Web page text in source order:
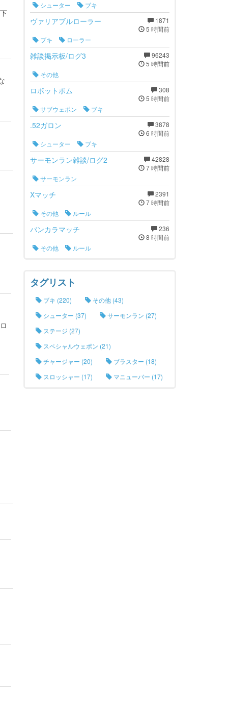
シューター
ブキ
1871
5 時間前
ヴァリアブルローラー
ブキ
ローラー
96243
5 時間前
雑談掲示板/ログ3
その他
308
5 時間前
ロボットボム
サブウェポン
ブキ
3878
6 時間前
.52ガロン
シューター
ブキ
42828
7 時間前
サーモンラン雑談/ログ2
サーモンラン
2391
7 時間前
Xマッチ
その他
ルール
236
8 時間前
バンカラマッチ
その他 ルール
タグリスト
ブキ (220)
その他 (43)
シューター (37)
サーモンラン (27)
ステージ (27)
スペシャルウェポン (21)
チャージャー (20)
ブラスター (18)
スロッシャー (17)
マニューバー (17)